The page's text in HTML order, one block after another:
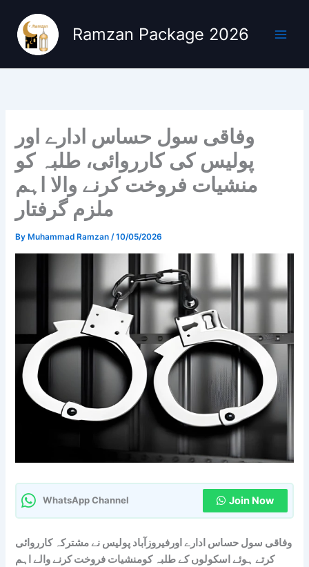
content
Ramzan Package 2026
وفاقی سول حساس ادارے اور
پولیس کی کارروائی، طلبہ کو
منشیات فروخت کرنے والا اہم
ملزم گرفتار
By Muhammad Ramzan/10/05/2026
WhatsApp Channel Join Now
وفاقی سول حساس ادارے اورفیروزآباد پولیس نے مشترکہ کارروائی
کرتے ہوئے اسکولوں کے طلبہ کومنشیات فروخت کرنے والے اہم